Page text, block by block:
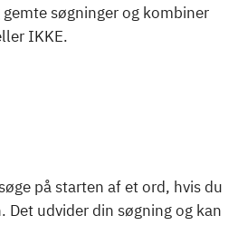
søgninger og kombiner
IKKE.
på starten af et ord, hvis du
Det udvider din søgning og kan